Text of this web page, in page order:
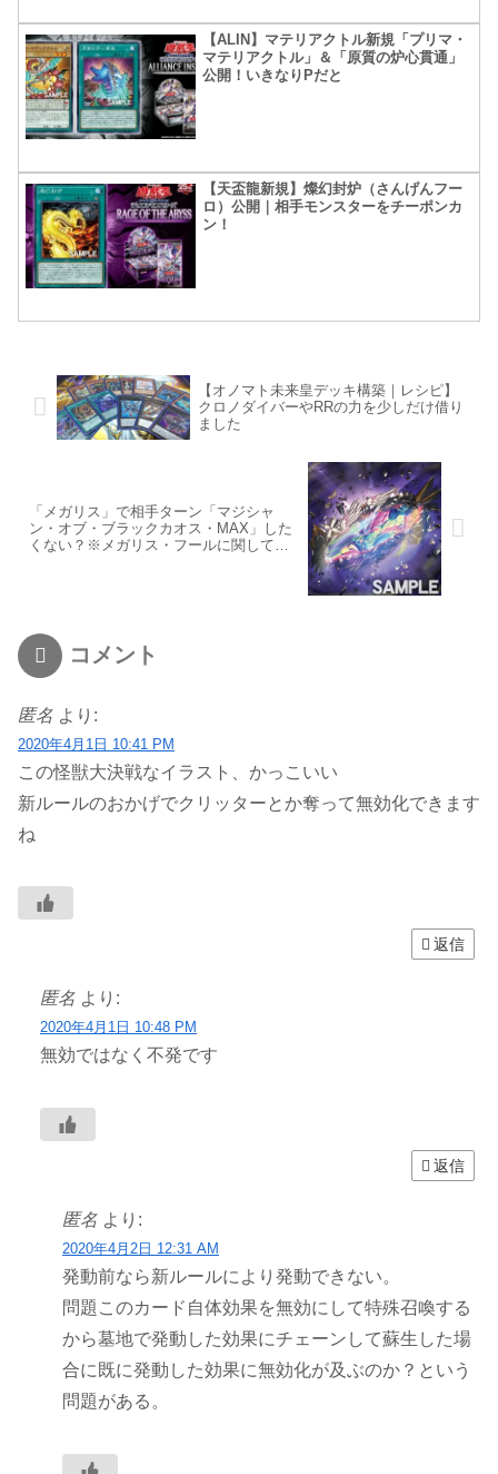
【ALIN】マテリアクトル新規「プリマ・
マテリアクトル」＆「原質の炉心貫通」
公開！いきなりPだと
【天盃龍新規】燦幻封炉（さんげんフー
ロ）公開｜相手モンスターをチーポンカ
ン！
【オノマト未来皇デッキ構築｜レシピ】
クロノダイバーやRRの力を少しだけ借り
ました
「メガリス」で相手ターン「マジシャ
ン・オブ・ブラックカオス・MAX」した
くない？※メガリス・フールに関して大
コメント
匿名 より:
2020年4月1日 10:41 PM
この怪獣大決戦なイラスト、かっこいい
新ルールのおかげでクリッターとか奪って無効化できます
ね
返信
匿名 より:
2020年4月1日 10:48 PM
無効ではなく不発です
返信
匿名 より:
2020年4月2日 12:31 AM
発動前なら新ルールにより発動できない。
問題このカード自体効果を無効にして特殊召喚する
から墓地で発動した効果にチェーンして蘇生した場
合に既に発動した効果に無効化が及ぶのか？という
問題がある。